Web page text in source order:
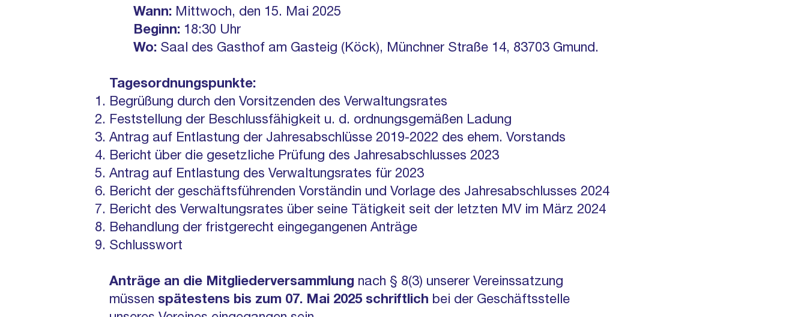
Wann: Mittwoch, den 15. Mai 2025
Beginn: 18:30 Uhr
Wo: Saal des Gasthof am Gasteig (Köck), Münchner Straße 14, 83703 Gmund.
Tagesordnungspunkte:
Begrüßung durch den Vorsitzenden des Verwaltungsrates
Feststellung der Beschlussfähigkeit u. d. ordnungsgemäßen Ladung
Antrag auf Entlastung der Jahresabschlüsse 2019-2022 des ehem. Vorstands
Bericht über die gesetzliche Prüfung des Jahresabschlusses 2023
Antrag auf Entlastung des Verwaltungsrates für 2023
Bericht der geschäftsführenden Vorständin und Vorlage des Jahresabschlusses 2024
Bericht des Verwaltungsrates über seine Tätigkeit seit der letzten MV im März 2024
Behandlung der fristgerecht eingegangenen Anträge
Schlusswort
Anträge an die Mitgliederversammlung nach § 8(3) unserer Vereinssatzung
müssen spätestens bis zum 07. Mai 2025 schriftlich bei der Geschäftsstelle